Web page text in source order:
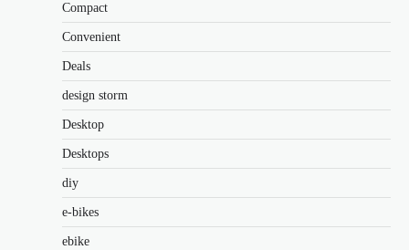
Compact
Convenient
Deals
design storm
Desktop
Desktops
diy
e-bikes
ebike